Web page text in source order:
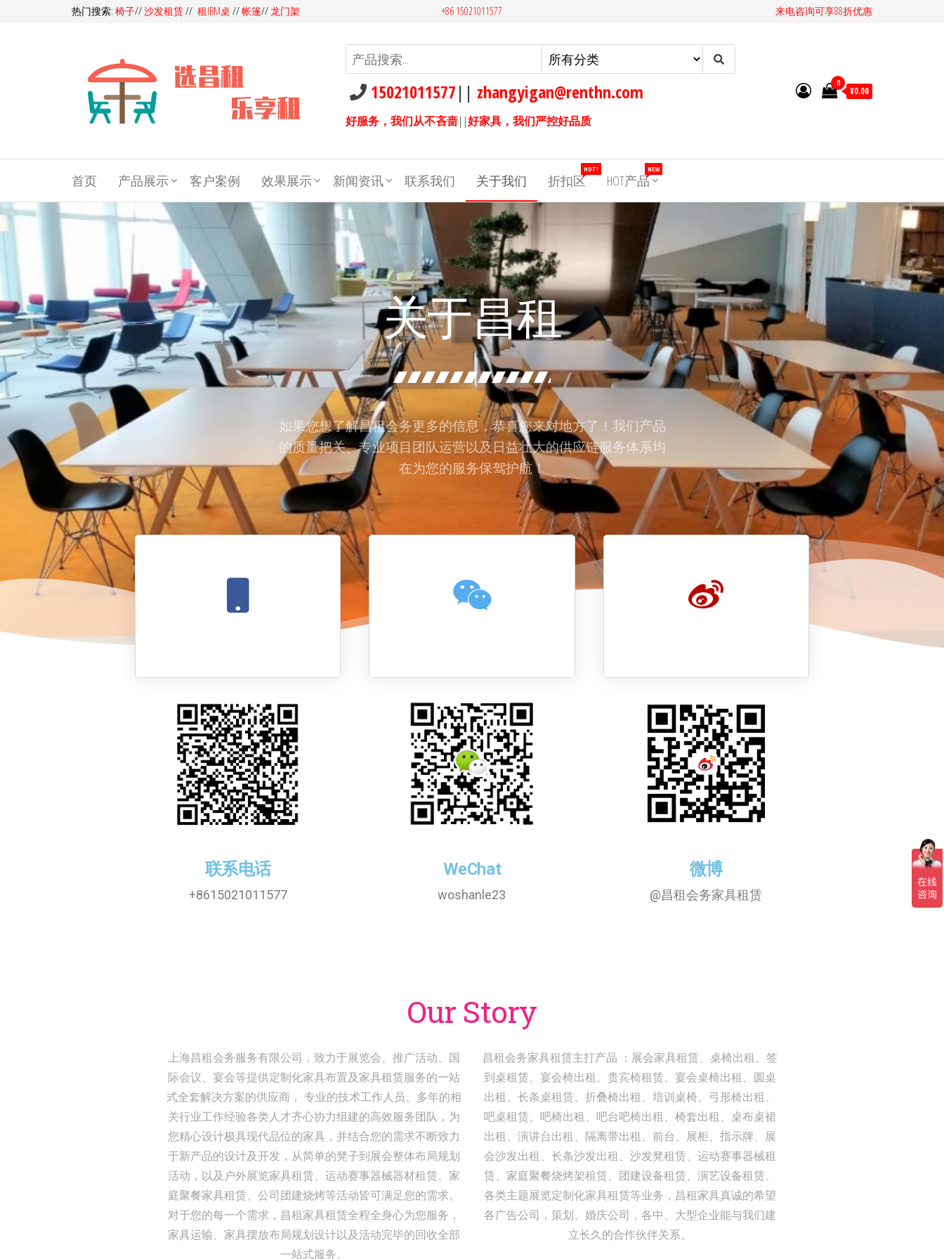
热门搜索: 椅子//沙发租赁// 租IBM桌 //帐篷//龙门架 +86 15021011577 来电咨询可享88折优惠
租
会
务
家
赁-
桌
椅
租
赁-
高
档
沙
发
租
赁-
吧
桌
吧
租
台，多快
租会务！
样的价
格，我们
产品服务
更优。
15021011577
15021011577|| zhangyigan@renthn.com
好服务，我们从不吝啬||好家具，我们严控好品质
0
¥0.00
首页 产品展示 客户案例 效果展示 新闻资讯 联系我们 关于我们 折扣区
HOT!
HOT产品
NEW
关于昌租
如果您想了解昌租会务更多的信息，恭喜您来对地方了！我们产品
的质量把关、专业项目团队运营以及日益壮大的供应链服务体系均
在为您的服务保驾护航！
联系电话
+8615021011577
WeChat
woshanle23
微博
@昌租会务家具租赁
Our Story
上海昌租会务服务有限公司，致力于展览会、推广活动、国
际会议、宴会等提供定制化家具布置及家具租赁服务的一站
式全套解决方案的供应商， 专业的技术工作人员、多年的相
关行业工作经验各类人才齐心协力组建的高效服务团队，为
您精心设计极具现代品位的家具，并结合您的需求不断致力
于新产品的设计及开发，从简单的凳子到展会整体布局规划
活动，以及户外展览家具租赁、运动赛事器械器材租赁、家
庭聚餐家具租赁、公司团建烧烤等活动皆可满足您的需求。
对于您的每一个需求，昌租家具租赁全程全身心为您服务，
家具运输、家具摆放布局规划设计以及活动完毕的回收全部
一站式服务。
昌租会务家具租赁主打产品 ：展会家具租赁、桌椅出租、签
到桌租赁、宴会椅出租、贵宾椅租赁、宴会桌椅出租、圆桌
出租、长条桌租赁、折叠椅出租、培训桌椅、弓形椅出租、
吧桌租赁、吧椅出租、吧台吧椅出租、椅套出租、桌布桌裙
出租、演讲台出租、隔离带出租、前台、展柜、指示牌、展
会沙发出租、长条沙发出租、沙发凳租赁、运动赛事器械租
赁、家庭聚餐烧烤架租赁、团建设备租赁、演艺设备租赁、
各类主题展览定制化家具租赁等业务，昌租家具真诚的希望
各广告公司，策划、婚庆公司，各中、大型企业能与我们建
立长久的合作伙伴关系。